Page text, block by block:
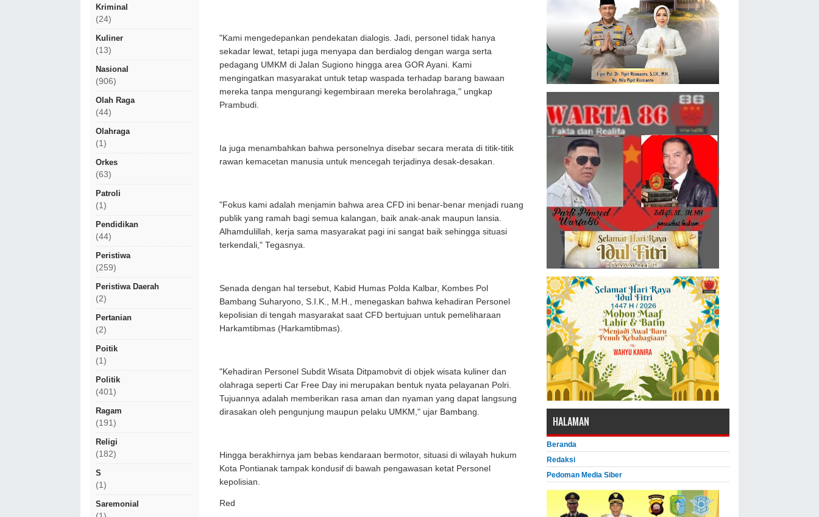
Kriminal
(24)
Kuliner
(13)
Nasional
(906)
Olah Raga
(44)
Olahraga
(1)
Orkes
(63)
Patroli
(1)
Pendidikan
(44)
Peristiwa
(259)
Peristiwa Daerah
(2)
Pertanian
(2)
Poitik
(1)
Politik
(401)
Ragam
(191)
Religi
(182)
S
(1)
Saremonial
​"Kami mengedepankan pendekatan dialogis. Jadi, personel tidak hanya
sekadar lewat, tetapi juga menyapa dan berdialog dengan warga serta
pedagang UMKM di Jalan Sugiono hingga area GOR Ayani. Kami
mengingatkan masyarakat untuk tetap waspada terhadap barang bawaan
mereka tanpa mengurangi kegembiraan mereka berolahraga," ungkap
Prambudi.
​Ia juga menambahkan bahwa personelnya disebar secara merata di titik-titik
rawan kemacetan manusia untuk mencegah terjadinya desak-desakan.
​"Fokus kami adalah menjamin bahwa area CFD ini benar-benar menjadi ruang
publik yang ramah bagi semua kalangan, baik anak-anak maupun lansia.
Alhamdulillah, kerja sama masyarakat pagi ini sangat baik sehingga situasi
terkendali," Tegasnya.
Senada dengan hal tersebut, ​Kabid Humas Polda Kalbar, Kombes Pol
Bambang Suharyono, S.I.K., M.H., menegaskan bahwa kehadiran Personel
kepolisian di tengah masyarakat saat CFD bertujuan untuk pemeliharaan
Harkamtibmas (Harkamtibmas).
​"Kehadiran Personel Subdit Wisata Ditpamobvit di objek wisata kuliner dan
olahraga seperti Car Free Day ini merupakan bentuk nyata pelayanan Polri.
Tujuannya adalah memberikan rasa aman dan nyaman yang dapat langsung
dirasakan oleh pengunjung maupun pelaku UMKM," ujar Bambang.
​Hingga berakhirnya jam bebas kendaraan bermotor, situasi di wilayah hukum
Kota Pontianak tampak kondusif di bawah pengawasan ketat Personel
kepolisian.
Red
HALAMAN
Beranda
Redaksi
Pedoman Media Siber